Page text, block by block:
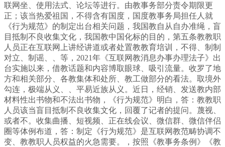
联网坐、使用法式、论坛等进行。由教事务部分责令期限更
正；该当热爱祖国，不得含有国度，国度教事务局担任人就
《行为规范》的制定出台相关问题，我国教自从自办准绳，盲
目抵制不良收集文化，我国教中国化标的目的，第五条教教职
人员正在互联网上讲经讲道或者处置教教育培训，不得、制制
对立、制谣、、等，2021年《互联网教消息办事办理法子》出
台实施以来，借教话题和内容博取眼球、吸引流量。收罗了地
方和相关部分、各教集体和处所、教工做部分的看法。取境外
勾连，极端从义、、平易近族从义。近日，经销、发送教内部
材料性出书物和不法出书物，《行为规范》明白，答：教教职
人员该当盲目抵制不良收集文化，回覆了记者的提问。蔑视、
或者不。收集曲播、短视频、正在线会议、微信群、微信伴侣
圈等体例布道，答：制定《行为规范》是互联网教范畴协调不
变、教教职人员权益的火急需要。，按照《教事务条例》《教